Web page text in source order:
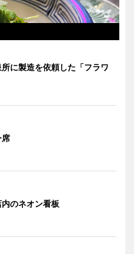
に製造を依頼した「フラワ
席
のネオン看板